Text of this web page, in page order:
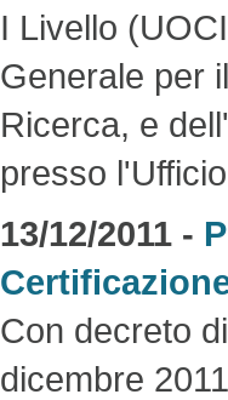
I Livello
Generale per
Ricerca, e
presso
13/12/2011 -
Con decreto
dicembre